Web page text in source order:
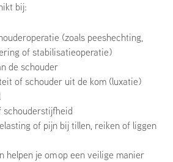
bij:
(zoals peeshechting,
of stabilisatieoperatie)
de schouder
of schouder uit de kom (luxatie)
schouderstijfheid
of pijn bij tillen, reiken of liggen
helpen je omop een veilige manier